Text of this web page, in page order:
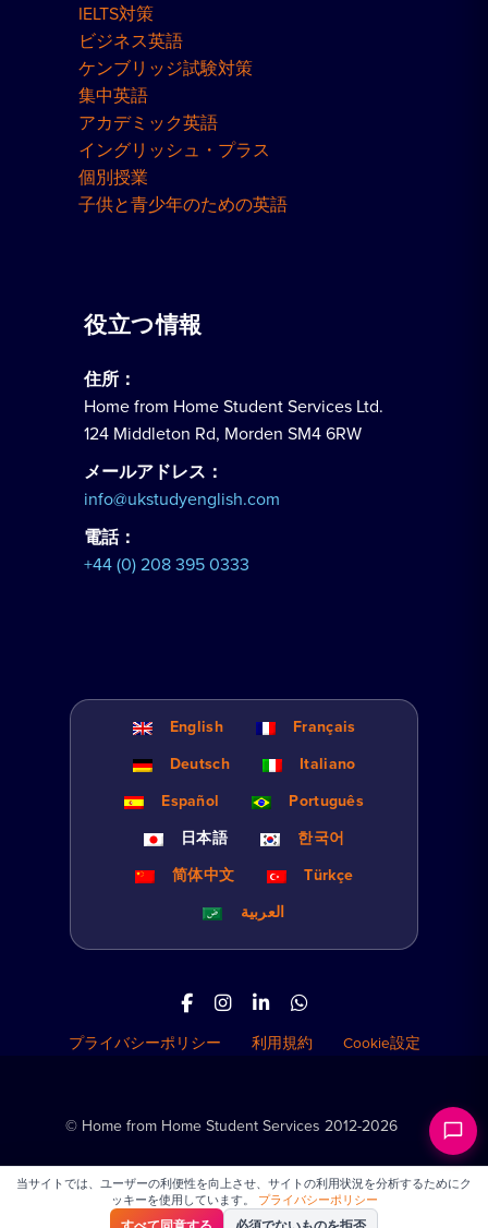
IELTS対策
ビジネス英語
ケンブリッジ試験対策
集中英語
アカデミック英語
イングリッシュ・プラス
個別授業
子供と青少年のための英語
役立つ情報
住所：
Home from Home Student Services Ltd.
124 Middleton Rd, Morden SM4 6RW
メールアドレス：
info@ukstudyenglish.com
電話：
+44 (0) 208 395 0333
English
Français
Deutsch
Italiano
Español
Português
日本語
한국어
简体中文
Türkçe
العربية
プライバシーポリシー 利用規約 Cookie設定
© Home from Home Student Services 2012-2026
当サイトでは、ユーザーの利便性を向上させ、サイトの利用状況を分析するためにク
ッキーを使用しています。
プライバシーポリシー